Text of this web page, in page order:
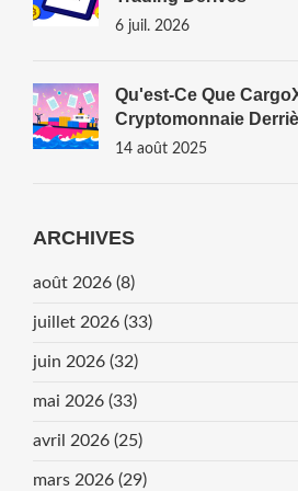
6 juil. 2026
Qu'est-Ce Que
Cryptomonnaie
Des Documents De
14 août 2025
ARCHIVES
août 2026 (8)
juillet 2026 (33)
juin 2026 (32)
mai 2026 (33)
avril 2026 (25)
mars 2026 (29)